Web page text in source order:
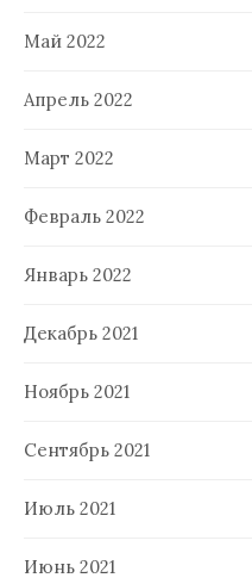
Май 2022
Апрель 2022
Март 2022
Февраль 2022
Январь 2022
Декабрь 2021
Ноябрь 2021
Сентябрь 2021
Июль 2021
Июнь 2021